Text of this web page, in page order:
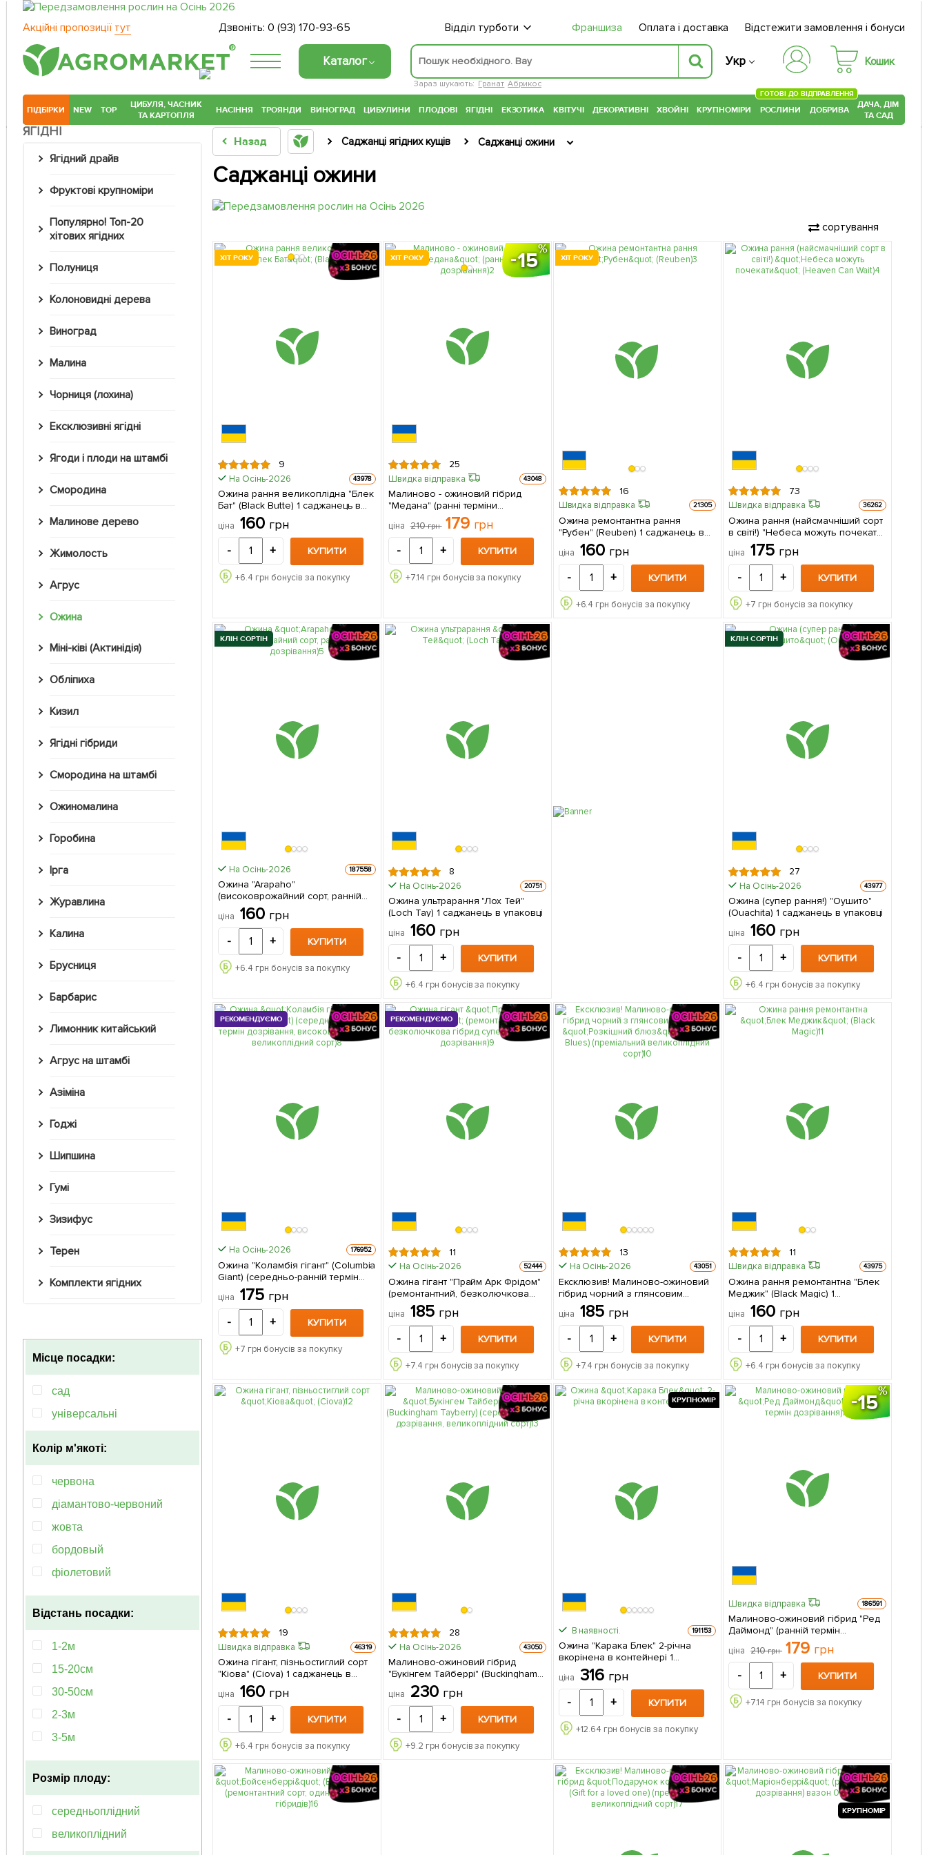
Акційні пропозиції тут Дзвоніть: 0 (93) 170-93-65 Відділ турботи Франшиза Оплата і доставка Відстежити замовлення і бонуси
®
Каталог
Зараз шукають: Гранат Абрикос
Укр Кошик
ПІДБІРКИ NEW TOP
ЦИБУЛЯ, ЧАСНИК
ТА КАРТОПЛЯ
НАСІННЯ ТРОЯНДИ ВИНОГРАД ЦИБУЛИНИ ПЛОДОВІ ЯГІДНІ ЕКЗОТИКА КВІТУЧІ ДЕКОРАТИВНІ ХВОЙНІ КРУПНОМІРИ РОСЛИНИ
ГОТОВІ ДО ВІДПРАВЛЕННЯ
ДОБРИВА
ДАЧА, ДІМ
ТА САД
ЯГІДНІ
Ягідний драйв
Фруктові крупноміри
Популярно! Топ-20
хітових ягідних
Полуниця
Колоновидні дерева
Виноград
Малина
Чорниця (лохина)
Ексклюзивні ягідні
Ягоди і плоди на штамбі
Смородина
Малинове дерево
Жимолость
Агрус
Ожина
Міні-ківі (Актинідія)
Обліпиха
Кизил
Ягідні гібриди
Смородина на штамбі
Ожиномалина
Горобина
Ірга
Журавлина
Калина
Брусниця
Барбарис
Лимонник китайський
Агрус на штамбі
Азіміна
Годжі
Шипшина
Гумі
Зизифус
Терен
Комплекти ягідних
Місце посадки:
сад
універсальні
Колір м'якоті:
червона
діамантово-червоний
жовта
бордовый
фіолетовий
чорна
Відстань посадки:
1-2м
15-20см
30-50см
2-3м
3-5м
1-3м
50-100см
Розмір плоду:
середньоплідний
великоплідний
Назад Саджанці ягідних кущів Саджанці ожини
Саджанці ожини
сортування
ХІТ РОКУ
9
На Осінь-2026 43978
Ожина рання великоплідна "Блек
Бат" (Black Butte) 1 саджанець в
упаковці
ціна 160 грн
- + КУПИТИ
+6.4 грн бонусів за покупку
15
ХІТ РОКУ
25
Швидка відправка 43048
Малиново - ожиновий гібрид
"Медана" (ранні терміни
дозрівання) (Кореневище) 1 шт в
упаковці
ціна 210грн 179 грн
- + КУПИТИ
+7.14 грн бонусів за покупку
ХІТ РОКУ
16
Швидка відправка 21305
Ожина ремонтантна рання
"Рубен" (Reuben) 1 саджанець в
упаковці
ціна 160 грн
- + КУПИТИ
+6.4 грн бонусів за покупку
73
Швидка відправка 36262
Ожина рання (найсмачніший сорт
в світі!) "Небеса можуть почекати"
(Heaven Can Wait) 1 саджанець в
упаковці
ціна 175 грн
- + КУПИТИ
+7 грн бонусів за покупку
КЛІН СОРТІН
На Осінь-2026 187558
Ожина "Arapaho"
(високоврожайний сорт, ранній
термін дозрівання) 1 саджанець в
упаковці
ціна 160 грн
- + КУПИТИ
+6.4 грн бонусів за покупку
8
На Осінь-2026 20751
Ожина ультрарання "Лох Тей"
(Loch Tay) 1 саджанець в упаковці
ціна 160 грн
- + КУПИТИ
+6.4 грн бонусів за покупку
КЛІН СОРТІН
27
На Осінь-2026 43977
Ожина (супер рання!) "Оушито"
(Ouachita) 1 саджанець в упаковці
ціна 160 грн
- + КУПИТИ
+6.4 грн бонусів за покупку
РЕКОМЕНДУЄМО
На Осінь-2026 176952
Ожина "Коламбія гігант" (Columbia
Giant) (середньо-ранній термін
дозрівання, високоврожайний,
великоплідний сорт) 1 саджанець
в упаковці
ціна 175 грн
- + КУПИТИ
+7 грн бонусів за покупку
РЕКОМЕНДУЄМО
11
На Осінь-2026 52444
Ожина гігант "Прайм Арк Фрідом"
(ремонтантний, безколючкова
гібрид супер раннього
дозрівання) 1 саджанець в
упаковці
ціна 185 грн
- + КУПИТИ
+7.4 грн бонусів за покупку
13
На Осінь-2026 43051
Ексклюзив! Малиново-ожиновий
гібрид чорний з глянсовим
блиском "Розкішний блюз"
(Luxury Blues) (преміальний
великоплідний сорт)
(Кореневище) 1 шт в упаковці
ціна 185 грн
- + КУПИТИ
+7.4 грн бонусів за покупку
11
Швидка відправка 43975
Ожина рання ремонтантна "Блек
Меджик" (Black Magic) 1
саджанець в упаковці
ціна 160 грн
- + КУПИТИ
+6.4 грн бонусів за покупку
19
Швидка відправка 46319
Ожина гігант, пізньостиглий сорт
"Кіова" (Ciova) 1 саджанець в
упаковці
ціна 160 грн
- + КУПИТИ
+6.4 грн бонусів за покупку
28
На Осінь-2026 43050
Малиново-ожиновий гібрид
"Букінгем Тайберрі" (Buckingham
Tayberry) (середній термін
дозрівання, великоплідний сорт)
(Кореневище) 1 шт в упаковці
ціна 230 грн
- + КУПИТИ
+9.2 грн бонусів за покупку
КРУПНОМІР
В наявності. 191153
Ожина "Карака Блек" 2-річна
вкорінена в контейнері 1
саджанець в упаковці
ціна 316 грн
- + КУПИТИ
+12.64 грн бонусів за покупку
15
Швидка відправка 186591
Малиново-ожиновий гібрид "Ред
Даймонд" (ранній термін
дозрівання) 1 саджанець в
упаковці
ціна 210грн 179 грн
- + КУПИТИ
+7.14 грн бонусів за покупку
КРУПНОМІР